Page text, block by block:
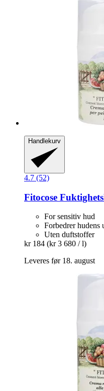
Handlekurv
4.7 (52)
Fitocose
For sensitiv hud
Forbedrer hudens
Uten duftstoffer
kr 184 (kr 3 680 / l)
Leveres før 18. august